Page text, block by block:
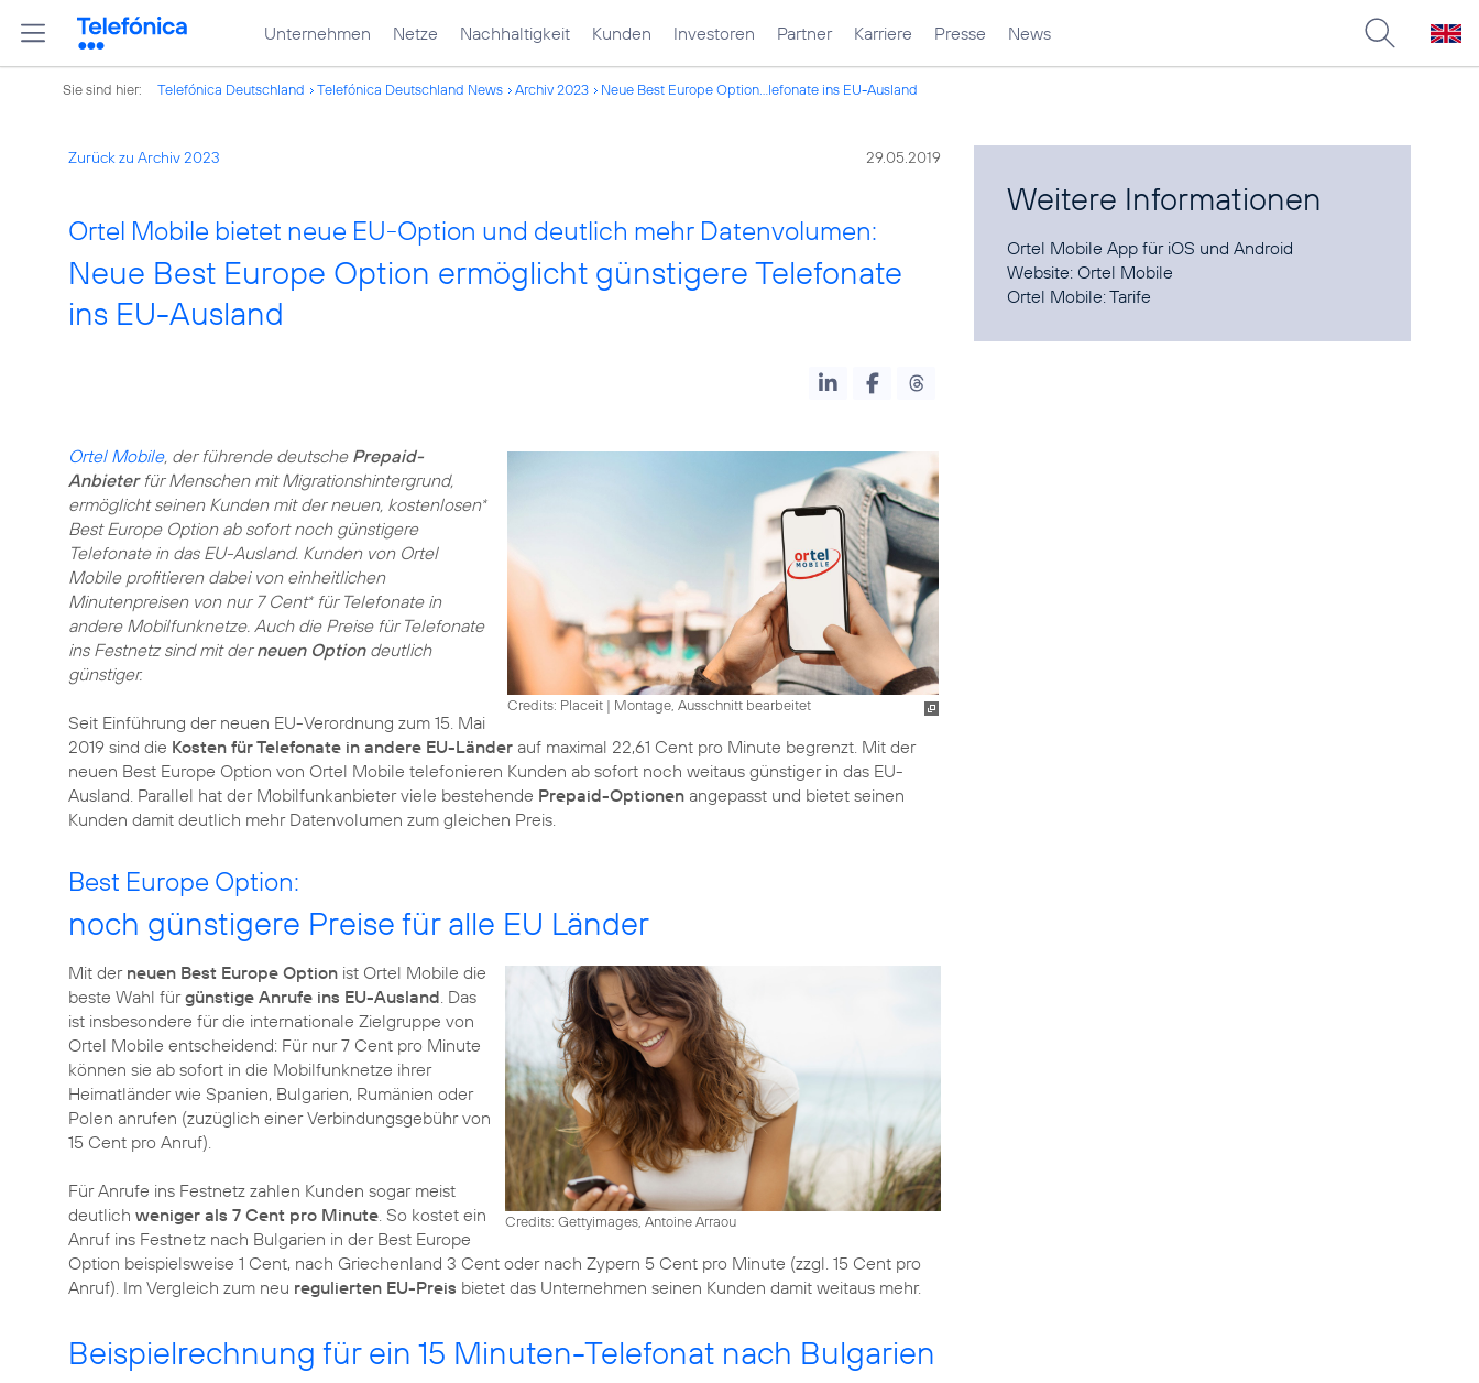
Unternehmen Netze Nachhaltigkeit Kunden Investoren Partner Karriere Presse News
Sie sind hier: Telefónica Deutschland Telefónica Deutschland News Archiv 2023 Neue Best Europe Option...lefonate ins EU-Ausland
Zurück zu Archiv 2023 29.05.2019
Ortel Mobile bietet neue EU-Option und deutlich mehr Datenvolumen:
Neue Best Europe Option ermöglicht günstigere Telefonate
ins EU-Ausland
Credits: Placeit| Montage, Ausschnitt bearbeitet
Ortel Mobile, der führende deutsche Prepaid-
Anbieterfür Menschen mit Migrationshintergrund,
ermöglicht seinen Kunden mit der neuen, kostenlosen*
Best Europe Option ab sofort noch günstigere
Telefonate in das EU-Ausland. Kunden von Ortel
Mobile profitieren dabei von einheitlichen
Minutenpreisen von nur 7 Cent*für Telefonate in
andere Mobilfunknetze. Auch die Preise für Telefonate
ins Festnetz sind mit derneuen Optiondeutlich
günstiger.
Seit Einführung der neuen EU-Verordnung zum 15. Mai
2019 sind die Kosten für Telefonate in andere EU-Länder auf maximal 22,61 Cent pro Minute begrenzt. Mit der
neuen Best Europe Option von Ortel Mobile telefonieren Kunden ab sofort noch weitaus günstiger in das EU-
Ausland. Parallel hat der Mobilfunkanbieter viele bestehende Prepaid-Optionen angepasst und bietet seinen
Kunden damit deutlich mehr Datenvolumen zum gleichen Preis.
Best Europe Option:
noch günstigere Preise für alle EU Länder
Credits: Gettyimages, Antoine Arraou
Mit der neuen Best Europe Option ist Ortel Mobile die
beste Wahl fürgünstige Anrufe ins EU-Ausland. Das
ist insbesondere für die internationale Zielgruppe von
Ortel Mobile entscheidend: Für nur 7 Cent pro Minute
können sie ab sofort in die Mobilfunknetze ihrer
Heimatländer wie Spanien, Bulgarien, Rumänien oder
Polen anrufen (zuzüglich einer Verbindungsgebühr von
15 Cent pro Anruf).
Für Anrufe ins Festnetz zahlen Kunden sogar meist
deutlich weniger als 7 Cent pro Minute. So kostet ein
Anruf ins Festnetz nach Bulgarien in der Best Europe
Option beispielsweise 1 Cent, nach Griechenland 3 Cent oder nach Zypern 5 Cent pro Minute (zzgl. 15 Cent pro
Anruf). Im Vergleich zum neu regulierten EU-Preis bietet das Unternehmen seinen Kunden damit weitaus mehr.
Beispielrechnung für ein 15 Minuten-Telefonat nach Bulgarien
Weitere Informationen
Ortel Mobile App für iOS undAndroid
Website:Ortel Mobile
Ortel Mobile:Tarife